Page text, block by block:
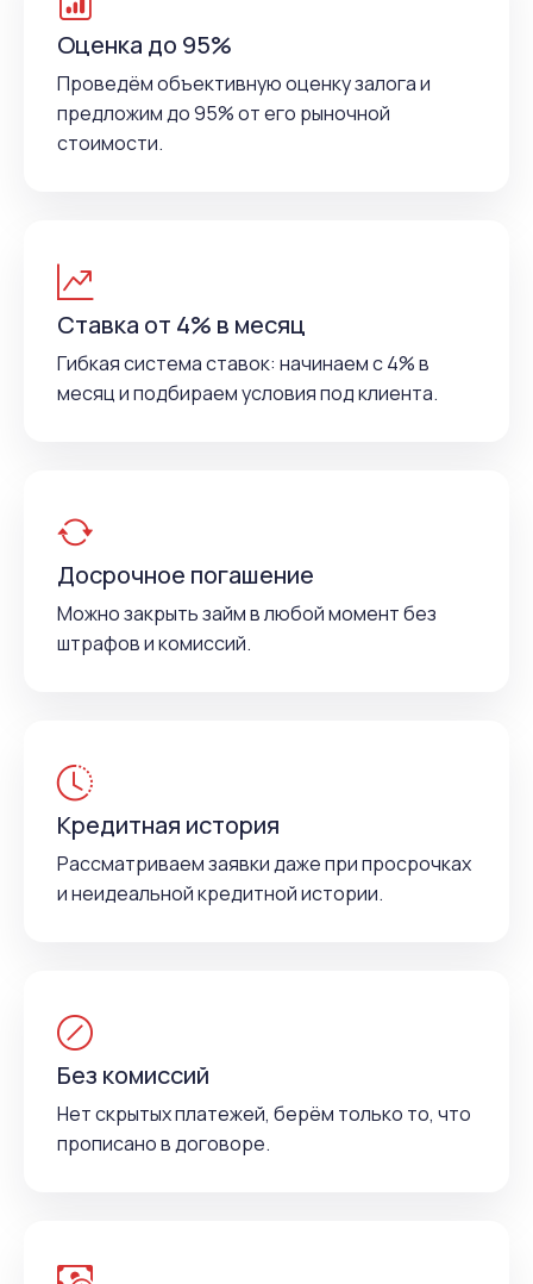
Оценка до 95%
Проведём объективную оценку залога и
предложим до 95% от его рыночной
стоимости.
Ставка от 4% в месяц
Гибкая система ставок: начинаем с 4% в
месяц и подбираем условия под клиента.
Досрочное погашение
Можно закрыть займ в любой момент без
штрафов и комиссий.
Кредитная история
Рассматриваем заявки даже при просрочках
и неидеальной кредитной истории.
Без комиссий
Нет скрытых платежей, берём только то, что
прописано в договоре.